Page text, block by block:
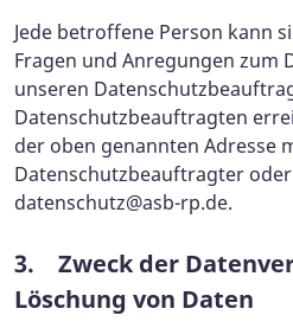
Jede betroffene Person kann
Fragen und Anregungen zum
unseren
Datenschutzbeauftragten
der oben genannten Adresse
Datenschutzbeauftragter
datenschutz@asb-rp.de.
3. Zweck der
Löschung von Daten